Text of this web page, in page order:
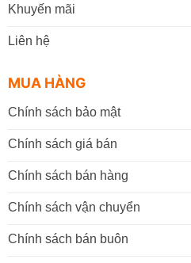
Khuyến mãi
Liên hệ
MUA HÀNG
Chính sách bảo mật
Chính sách giá bán
Chính sách bán hàng
Chính sách vận chuyển
Chính sách bán buôn